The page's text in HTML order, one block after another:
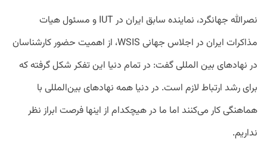
نصرالله جهانگرد، نماینده سابق ایران در IUT و مسئول هیات
مذاکرات ایران در اجلاس جهانی WSIS، از اهمیت حضور کارشناسان
در نهادهای بین المللی گفت: در تمام دنیا این تفکر شکل گرفته که
برای رشد ارتباط لازم است. در دنیا همه نهادهای بین‌المللی با
هماهنگی کار می‌کنند اما ما در هیچکدام از اینها فرصت ابراز نظر
نداریم.